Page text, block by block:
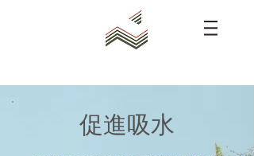
​促進吸水